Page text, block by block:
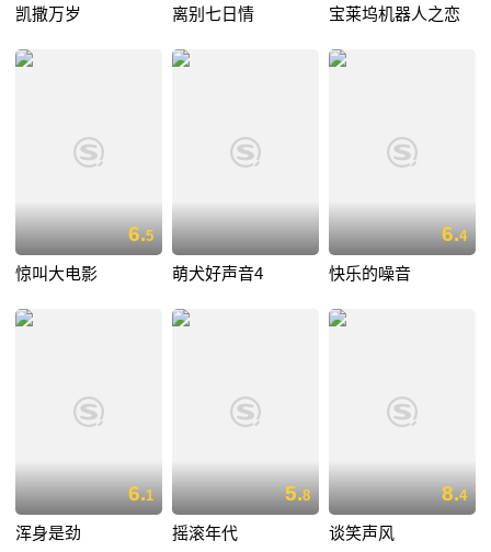
凯撒万岁 离别七日情 宝莱坞机器人之恋
6.5
惊叫大电影 萌犬好声音4
6.4
快乐的噪音
6.1
浑身是劲
5.8
摇滚年代
8.4
谈笑声风